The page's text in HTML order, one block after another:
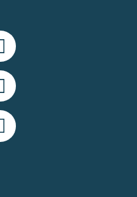
מרחב
סדנאות
צוות